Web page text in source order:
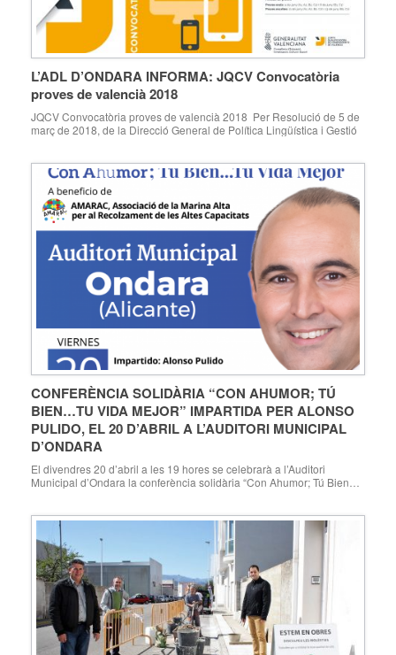
L’ADL D’ONDARA INFORMA: JQCV Convocatòria
proves de valencià 2018
JQCV Convocatòria proves de valencià 2018 Per Resolució de 5 de
març de 2018, de la Direcció General de Política Lingüística i Gestió
nomenat les comissions examinadors i la Comissió Coordinadora.
Podeu consultar ací:
https://www.dogv.gva.es/datos/2018/03/06/pdf/2018_2320.pdf Com
[…]
CONFERÈNCIA SOLIDÀRIA “CON AHUMOR; TÚ
BIEN…TU VIDA MEJOR” IMPARTIDA PER ALONSO
PULIDO, EL 20 D’ABRIL A L’AUDITORI MUNICIPAL
D’ONDARA
El divendres 20 d’abril a les 19 hores se celebrarà a l’Auditori
Municipal d’Ondara la conferència solidària “Con Ahumor; Tú Bien…
del llibre «El Mundo de los Emprendedores», speaker internacional,
membre de la Xarxa […]